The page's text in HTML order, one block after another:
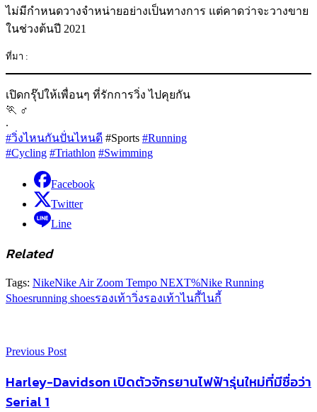
ไม่มีกำหนดวางจำหน่ายอย่างเป็นทางการ แต่คาดว่าจะวางขาย
ในช่วงต้นปี 2021
ที่มา :
เปิดกรุ๊ปให้เพื่อนๆ ที่รักการวิ่ง ไปคุยกัน
🏃 ‍♂
.
#วิ่งไหนกันปั่นไหนดี #Sports #Running
#Cycling #Triathlon #Swimming
Facebook
Twitter
Line
Related
Tags: NikeNike Air Zoom Tempo NEXT%Nike Running
Shoesrunning shoesรองเท้าวิ่งรองเท้าไนกี้ไนกี้
Previous Post
Harley-Davidson เปิดตัวจักรยานไฟฟ้ารุ่นใหม่ที่มีชื่อว่า
Serial 1